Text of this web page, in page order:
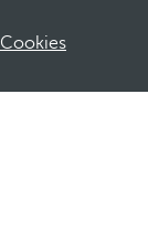
Cookies